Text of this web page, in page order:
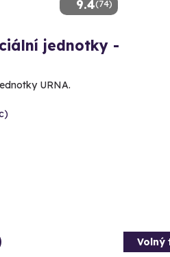
9.4(74)
jednotky -
URNA.
Volný